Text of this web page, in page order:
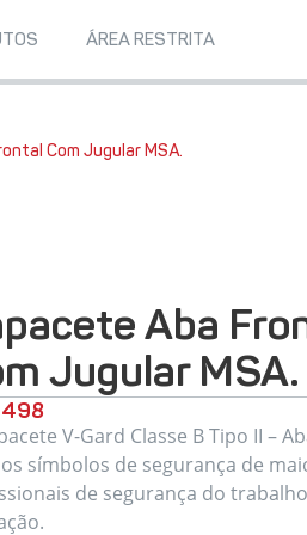
ÁREA RESTRITA
Com Jugular MSA.
Aba
Jugular MSA.
498
V-Gard Classe B Tipo II –
símbolos de segurança de
de segurança do